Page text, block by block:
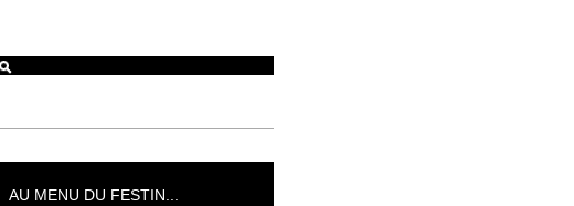
AU MENU DU FESTIN...